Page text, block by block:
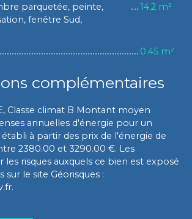
parquetée, peinte,
fenêtre Sud,
14.2 m²
0.45 m²
complémentaires
Classe climat B Montant moyen
annuelles d'énergie pour un
établi à partir des prix de l'énergie de
2380.00 et 3290.00 €. Les
les risques auxquels ce bien est exposé
le site Géorisques :